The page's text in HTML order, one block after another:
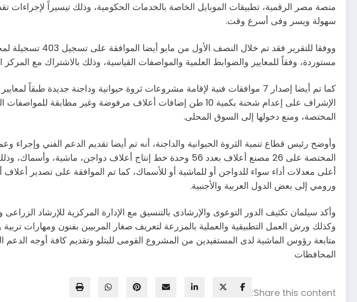
منصة مصر الرقمية، تطبيقات الموبايل الخاصة بالخدمات الحكومية، وذلك تيسيراً لإجراءات
سهولة ويسر وفى أسرع وقت.
مستوردة، وفقاً للمعايير والضوابط العلمية والمواصفات القياسية، وذلك بالاشتراك مع المركز
كما تم أيضا إصدار 7 موافقات فنية لإقامة مشروعات ثروة حيوانية وداجنة جديدة
الإشراف على إعدام شحنة بكمية 10 طن إضافات أعلاف مرفوضة وغير
المختصة، ومنع دخولها إلى السوق المحلى.
وأوضح رئيس قطاع تنمية الثروة الحيوانية والداجنة، أنه تم أيضا تقديم الدعم الفني
المختصة على 26 مصنع أعلاف بعدد 56 وحدة خط إنتاج أعلاف
أعلى معدلات أداء سواء للدواجن أو للماشية أو للأسماك، كما تم الموافقة على تصدير
ورومي إلى بعض الدول العربية والأجنبية.
وأكد سيلمان تكثيف الدور التوعوى والإرشادى بالتنسيق مع الإدارة المركزية للإرشاد
وكذلك ورش العمل التطبيقية والعملية بالمزرعة لتعريف صغار المربيين بفنون ومهارات
متابعة رؤوس الماشية لدى المستفيدين من المشروع القومى للبتلو وتقديم كافة أوجه
المحافظات
Share this content: